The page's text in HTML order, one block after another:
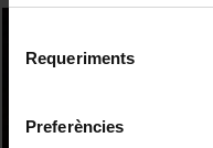
consultar laPolítica de
Requeriments
Preferències